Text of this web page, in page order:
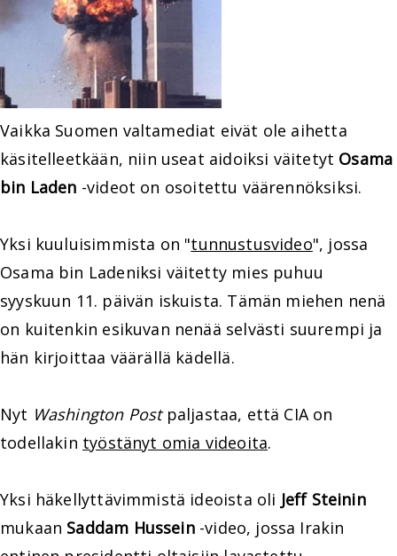
Vaikka Suomen valtamediat eivät ole aihetta
käsitelleetkään, niin useat aidoiksi väitetyt Osama
bin Laden -videot on osoitettu väärennöksiksi.
Yksi kuuluisimmista on "tunnustusvideo", jossa
Osama bin Ladeniksi väitetty mies puhuu
syyskuun 11. päivän iskuista. Tämän miehen nenä
on kuitenkin esikuvan nenää selvästi suurempi ja
hän kirjoittaa väärällä kädellä.
Nyt Washington Postpaljastaa, että CIA on
todellakin työstänyt omia videoita.
Yksi häkellyttävimmistä ideoista oli Jeff Steinin
mukaan Saddam Hussein-video, jossa Irakin